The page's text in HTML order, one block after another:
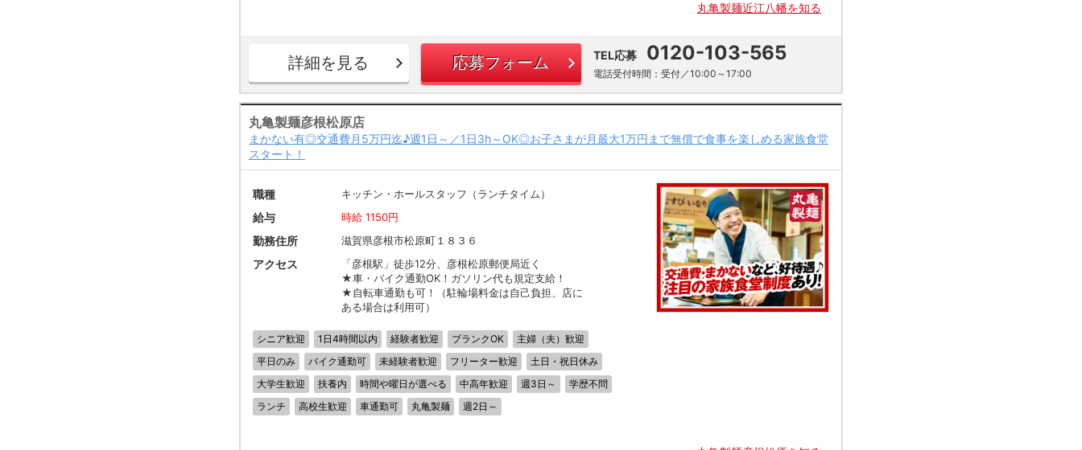
丸亀製麺近江八幡を知る
詳細を見る 応募フォーム TEL応募 0120-103-565
電話受付時間：受付／10:00～17:00
丸亀製麺彦根松原店
まかない有◎交通費月5万円迄♪週1日～／1日3h～OK◎お子さまが月最大1万円まで無償で食事を楽しめる家族食堂
スタート！
職種 キッチン・ホールスタッフ（ランチタイム）
給与 時給 1150円
勤務住所 滋賀県彦根市松原町１８３６
アクセス
「彦根駅」徒歩12分、彦根松原郵便局近く
★車・バイク通勤OK！ガソリン代も規定支給！
★自転車通勤も可！（駐輪場料金は自己負担、店に
ある場合は利用可）
シニア歓迎 1日4時間以内 経験者歓迎 ブランクOK
主婦（夫）歓迎
平日のみ
バイク通勤可 未経験者歓迎 フリーター歓迎
土日・祝日休み
大学生歓迎
扶養内 時間や曜日が選べる 中高年歓迎 週3日～
学歴不問
ランチ
高校生歓迎 車通勤可 丸亀製麺 週2日～